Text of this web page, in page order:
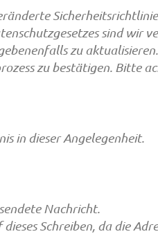
sind wir
zu
zu bestätigen. Bitte
in dieser Angelegenheit.
Nachricht.
Schreiben, da die